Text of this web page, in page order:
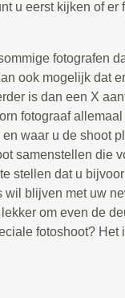
u eerst kijken of er
fotografen
ook mogelijk dat
is dan een X
fotograaf
waar u de shoot
samenstellen die
stellen dat u
wil blijven met uw
om even de
fotoshoot?